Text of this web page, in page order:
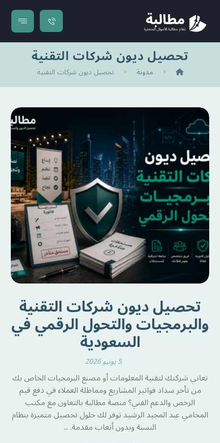
تحصيل ديون شركات التقنية
مدونة تحصيل ديون شركات التقنية
تحصيل ديون شركات التقنية
والبرمجيات والتحول الرقمي في
السعودية
5 يونيو 2026
تعاني شركتك لتقنية المعلومات أو مصنع البرمجيات الخاص بك
من تأخر سداد فواتير المشاريع ومماطلة العملاء في دفع قيم
الرخص والدعم الفني؟ منصة مطالبة بالتعاون مع مكتب
المحامي عبد المجيد الرشيد توفر لك حلول تحصيل متميزة بنظام
النسبة وبدون أتعاب مقدمة. ...